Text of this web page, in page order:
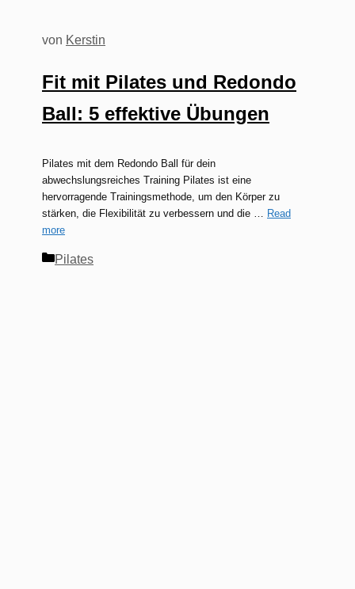
Fit mit Pilates und Redondo
Ball: 5 effektive Übungen
von Kerstin
Pilates mit dem Redondo Ball für dein
abwechslungsreiches Training Pilates ist eine
hervorragende Trainingsmethode, um den Körper zu
stärken, die Flexibilität zu verbessern und die … Read
more
Kategorien
Pilates